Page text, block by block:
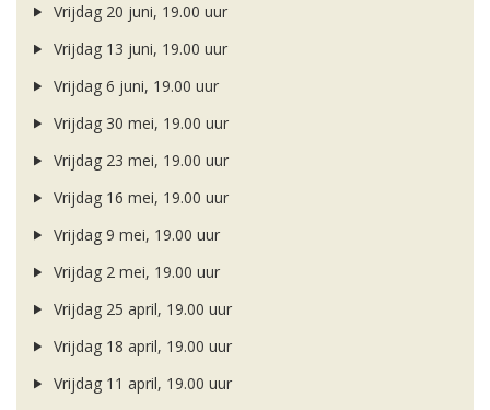
Vrijdag 20 juni, 19.00 uur
Vrijdag 13 juni, 19.00 uur
Vrijdag 6 juni, 19.00 uur
Vrijdag 30 mei, 19.00 uur
Vrijdag 23 mei, 19.00 uur
Vrijdag 16 mei, 19.00 uur
Vrijdag 9 mei, 19.00 uur
Vrijdag 2 mei, 19.00 uur
Vrijdag 25 april, 19.00 uur
Vrijdag 18 april, 19.00 uur
Vrijdag 11 april, 19.00 uur